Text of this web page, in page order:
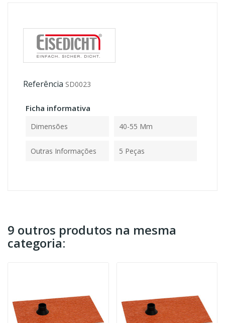
Referência SD0023
Ficha informativa
Dimensões 40-55 Mm
Outras Informações 5 Peças
9 outros produtos na mesma
categoria: